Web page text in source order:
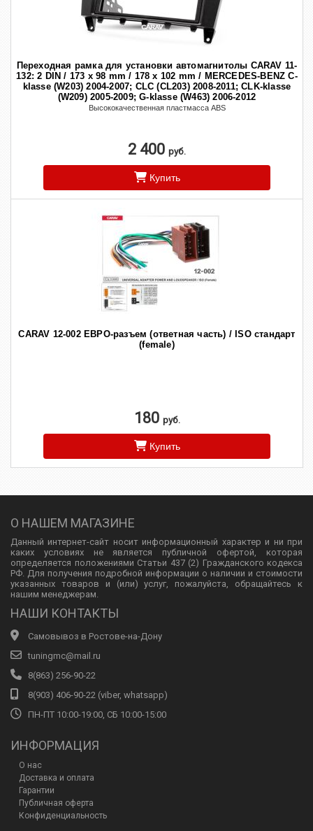
Переходная рамка для установки автомагнитолы CARAV 11-
132: 2 DIN / 173 x 98 mm / 178 x 102 mm / MERCEDES-BENZ C-
klasse (W203) 2004-2007; CLC (CL203) 2008-2011; CLK-klasse
(W209) 2005-2009; G-klasse (W463) 2006-2012
Высококачественная пластмасса ABS
2 400 руб.
Купить
CARAV 12-002 ЕВРО-разъем (ответная часть) / ISO стандарт
(female)
180 руб.
Купить
О НАШЕМ МАГАЗИНЕ
Данный интернет-сайт носит информационный характер и ни при
каких условиях не является публичной офертой, которая
определяется положениями Статьи 437 (2) Гражданского кодекса
РФ. Для получения подробной информации о наличии и стоимости
указанных товаров и (или) услуг, пожалуйста, обращайтесь к
нашим менеджерам.
НАШИ КОНТАКТЫ
Самовывоз в Ростове-на-Дону
tuningmc@mail.ru
8(863) 256-90-22
8(903) 406-90-22 (viber, whatsapp)
ПН-ПТ 10:00-19:00, СБ 10:00-15:00
ИНФОРМАЦИЯ
О нас
Доставка и оплата
Гарантии
Публичная оферта
Конфиденциальность